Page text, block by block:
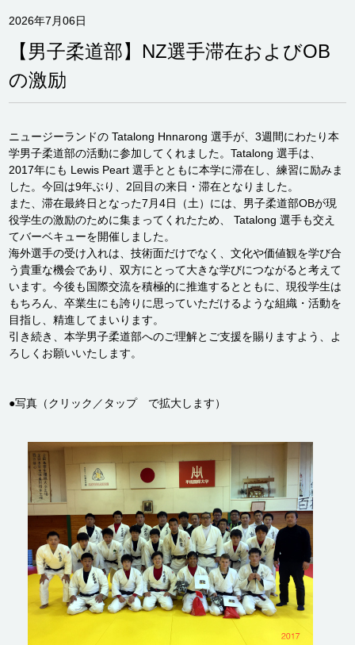
2026年7月06日
【男子柔道部】NZ選手滞在およびOB
の激励
ニュージーランドの Tatalong Hnnarong 選手が、3週間にわたり本
学男子柔道部の活動に参加してくれました。Tatalong 選手は、
2017年にも Lewis Peart 選手とともに本学に滞在し、練習に励みま
した。今回は9年ぶり、2回目の来日・滞在となりました。
また、滞在最終日となった7月4日（土）には、男子柔道部OBが現
役学生の激励のために集まってくれたため、 Tatalong 選手も交え
てバーベキューを開催しました。
海外選手の受け入れは、技術面だけでなく、文化や価値観を学び合
う貴重な機会であり、双方にとって大きな学びにつながると考えて
います。今後も国際交流を積極的に推進するとともに、現役学生は
もちろん、卒業生にも誇りに思っていただけるような組織・活動を
目指し、精進してまいります。
引き続き、本学男子柔道部へのご理解とご支援を賜りますよう、よ
ろしくお願いいたします。
●写真（クリック／タップ で拡大します）